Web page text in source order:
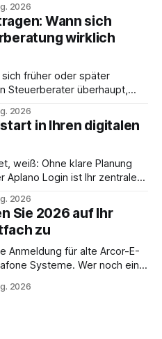
eine schwierige
in der Klinik bleiben –
Die außerklinische
Alternative: Sie
2026
Wann sich
wirklich
früher oder später
Steuerberater überhaupt,
einfachen
häufig eine Steuersoftware
finanzielle Veränderungen
Unterstützung meist
2026
in Ihren digitalen
weiß: Ohne klare Planung
Aplano Login ist Ihr zentraler
kommunikation rund um
In diesem Leitfaden
reibungslosen Einstieg
2026
Sie 2026 auf Ihr
zu
Systeme. Wer noch eine
Vodafone E-Mail & Cloud
2026